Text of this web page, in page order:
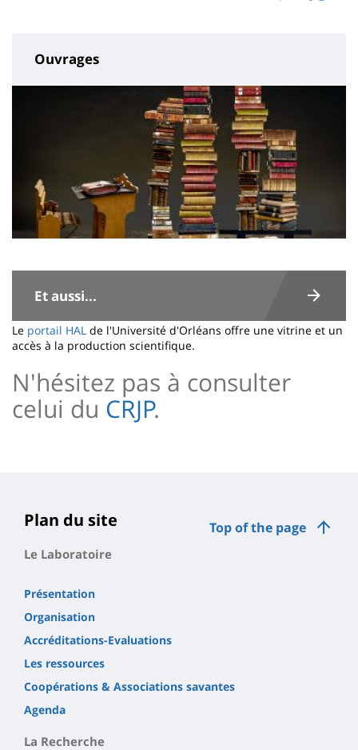
Ouvrages
Contenu
de
la
page
principale
Et aussi...
Le portail HAL de l'Université d'Orléans offre une vitrine et un
accès à la production scientifique.
N'hésitez pas à consulter
celui du CRJP.
Top of the page
Plan du site
Le Laboratoire
Présentation
Organisation
Accréditations-Evaluations
Les ressources
Coopérations & Associations savantes
Agenda
La Recherche